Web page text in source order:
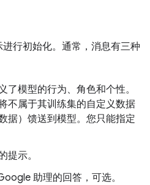
行初始化。通常，消息有三种
了模型的行为、角色和个性。
不属于其训练集的自定义数据
据）馈送到模型。您只能指定
提示。
助理的回答，可选。